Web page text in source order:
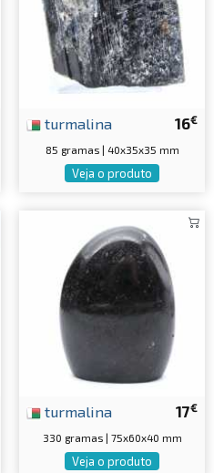
16€
turmalina
85 gramas | 40x35x35 mm
Veja o produto
17€
turmalina
330 gramas | 75x60x40 mm
Veja o produto